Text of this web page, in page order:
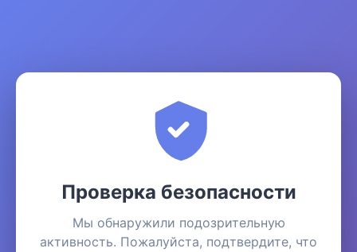
Проверка безопасности
Мы обнаружили подозрительную
активность. Пожалуйста, подтвердите, что